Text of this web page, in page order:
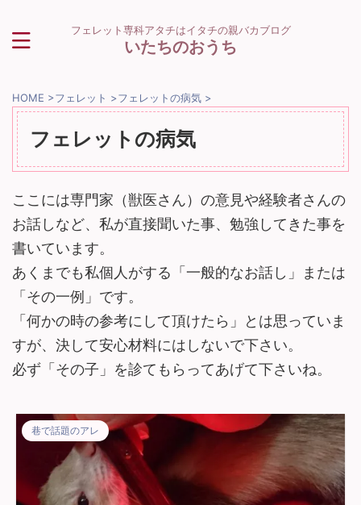
フェレット専科アタチはイタチの親バカブログ
いたちのおうち
HOME >フェレット >フェレットの病気 >
フェレットの病気
ここには専門家（獣医さん）の意見や経験者さんの
お話しなど、私が直接聞いた事、勉強してきた事を
書いています。
あくまでも私個人がする「一般的なお話し」または
「その一例」です。
「何かの時の参考にして頂けたら」とは思っていま
すが、決して安心材料にはしないで下さい。
必ず「その子」を診てもらってあげて下さいね。
巷で話題のアレ